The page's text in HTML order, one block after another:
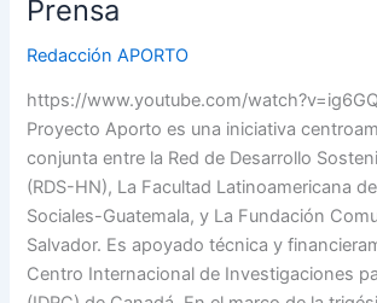
Prensa
Redacción APORTO
https://www.youtube.com/
Proyecto Aporto es una iniciativa
conjunta entre la Red de Desarrollo
(RDS-HN), La Facultad Latinoamericana
Sociales-Guatemala, y La Fundación
Salvador. Es apoyado técnica y
Centro Internacional de Investigaciones